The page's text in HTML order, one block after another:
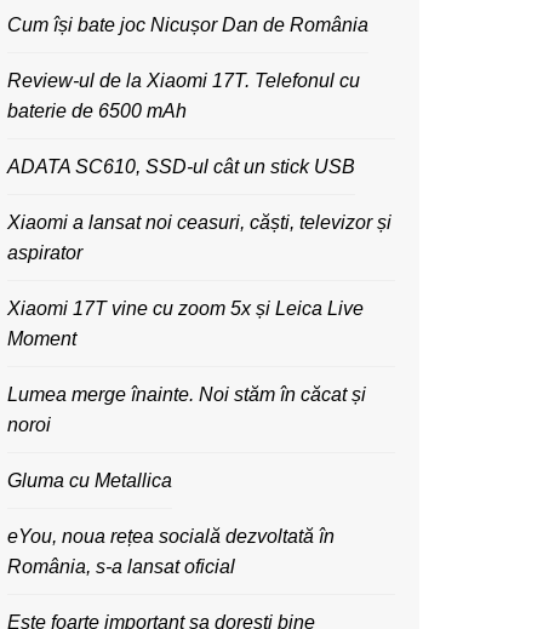
Cum își bate joc Nicușor Dan de România
Review-ul de la Xiaomi 17T. Telefonul cu
baterie de 6500 mAh
ADATA SC610, SSD-ul cât un stick USB
Xiaomi a lansat noi ceasuri, căști, televizor și
aspirator
Xiaomi 17T vine cu zoom 5x și Leica Live
Moment
Lumea merge înainte. Noi stăm în căcat și
noroi
Gluma cu Metallica
eYou, noua rețea socială dezvoltată în
România, s-a lansat oficial
Este foarte important sa dorești bine